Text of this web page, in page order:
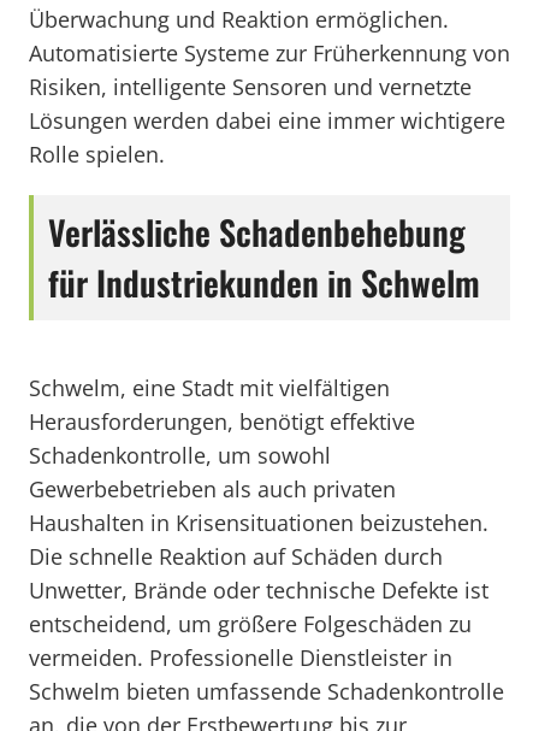
Überwachung und Reaktion ermöglichen.
Automatisierte Systeme zur Früherkennung von
Risiken, intelligente Sensoren und vernetzte
Lösungen werden dabei eine immer wichtigere
Rolle spielen.
Verlässliche Schadenbehebung
für Industriekunden in Schwelm
Schwelm, eine Stadt mit vielfältigen
Herausforderungen, benötigt effektive
Schadenkontrolle, um sowohl
Gewerbebetrieben als auch privaten
Haushalten in Krisensituationen beizustehen.
Die schnelle Reaktion auf Schäden durch
Unwetter, Brände oder technische Defekte ist
entscheidend, um größere Folgeschäden zu
vermeiden. Professionelle Dienstleister in
Schwelm bieten umfassende Schadenkontrolle
an, die von der Erstbewertung bis zur